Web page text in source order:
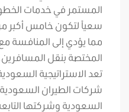
المستمر في خدمات
سعياً لتكون خامس أكبر
مما يؤدي إلى المنافسة
المختصة بنقل
تعد الاستراتيجية
شركات الطيران
السعودية وشركتها